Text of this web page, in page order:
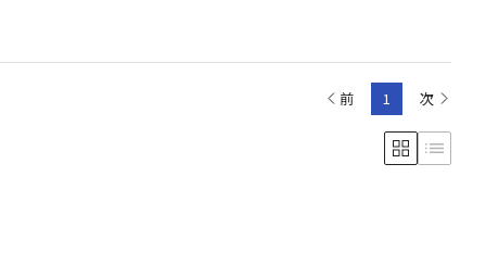
前 1 次